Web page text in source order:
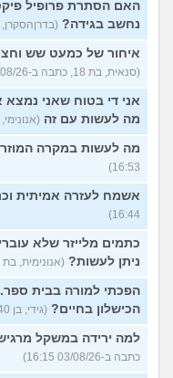
האם הסתרת פרופיל
נחשב בגידה? (בדרןהסקרן, בן 33, כתב ב-03/08/26
איחור של כמעט שש וחצי
(סנאית, בת 18, כתבה ב-03/08/26 17:13)
אני די בטוח שאני נמצא
מה לעשות עם זה (אנונימי, בן 18, כתב ב-03/08/
מה לעשות במקרה
16:53)
אשמח לעזרה אמיתית
16:44)
כתמים מלייזר שלא
ניתן לעשות? (אנונימית, בת 25, כתבה ב-03/08/26 16:33)
הפכתי למורה בבית
הכישלון בחיים? (גידי, בן 40, כתב ב-03/08/26 16:24)
למה ירידה במשקל
כתבה ב-03/08/26 16:15)